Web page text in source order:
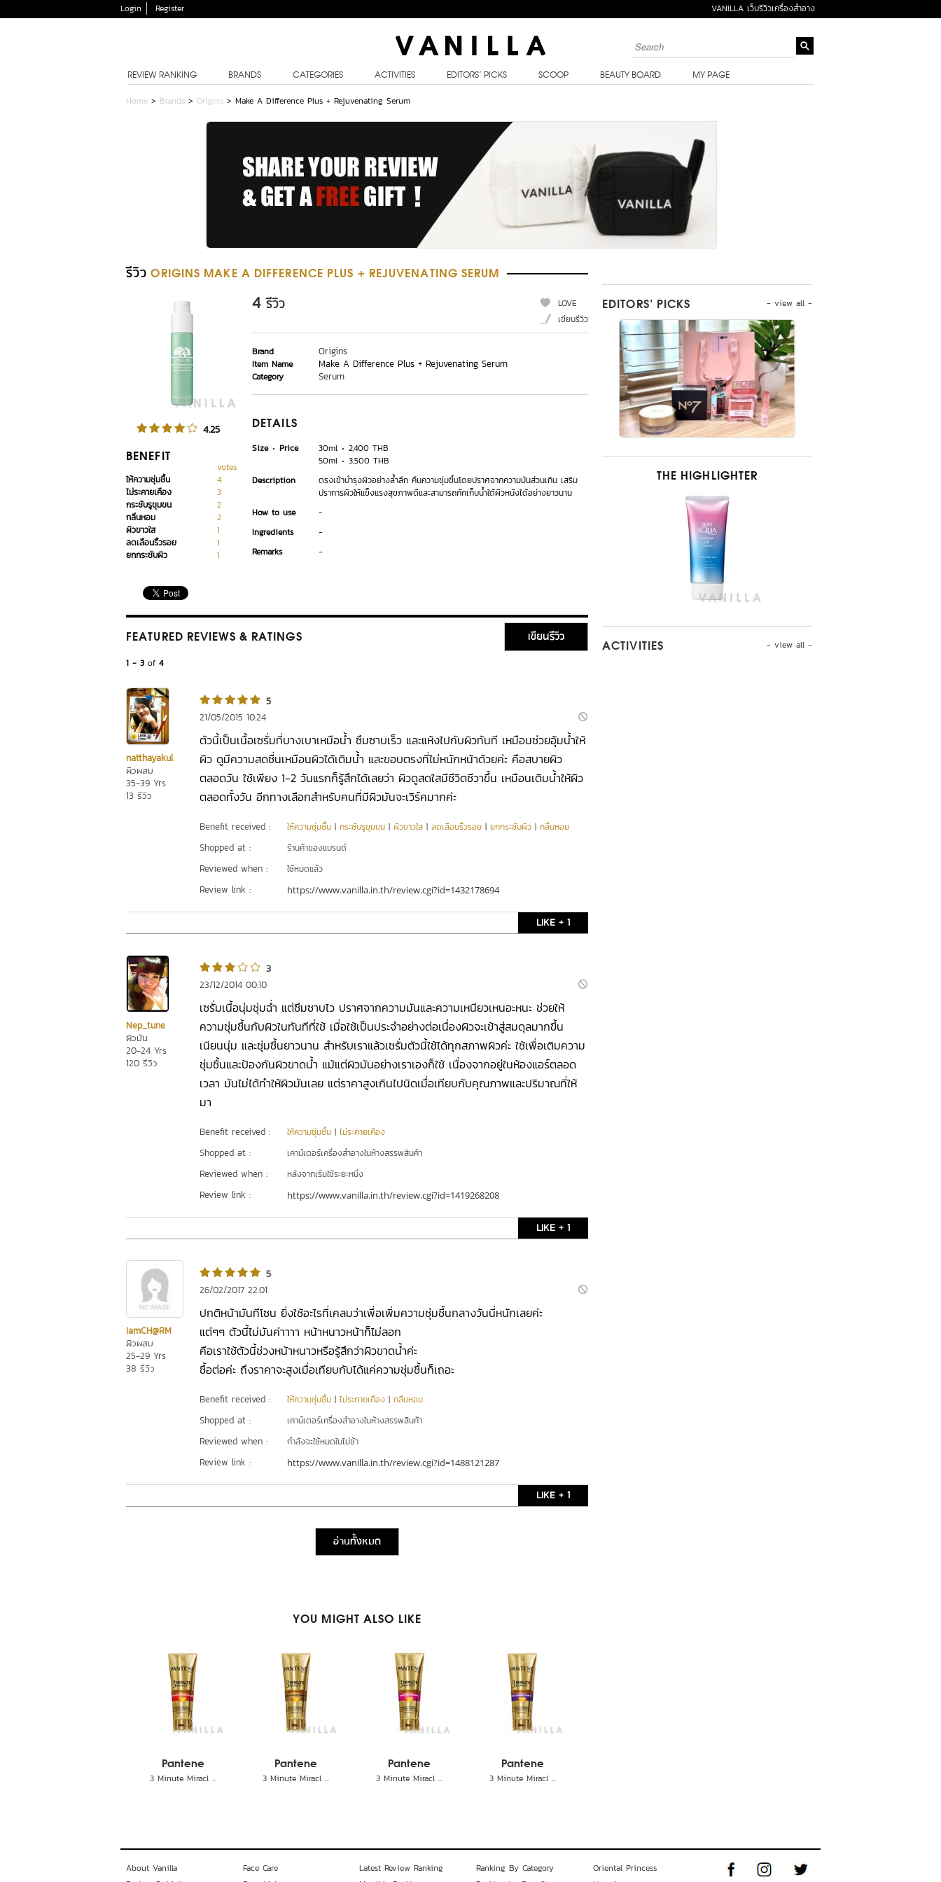
Login Register VANILLA เว็บรีวิวเครื่องสำอาง
REVIEW RANKING BRANDS CATEGORIES ACTIVITIES EDITORS’ PICKS SCOOP BEAUTY BOARD MY PAGE
Home > Brands > Origins > Make A Difference Plus + Rejuvenating Serum
รีวิว ORIGINS MAKE A DIFFERENCE PLUS + REJUVENATING SERUM
4.25
BENEFIT
votes
ให้ความชุ่มชื้น
4
ไม่ระคายเคือง
3
กระชับรูขุมขน
2
กลิ่นหอม
2
ผิวขาวใส
1
ลดเลือนริ้วรอย
1
ยกกระชับผิว
1
4 รีวิว
LOVE
เขียนรีวิว
Brand Origins
Item Name Make A Difference Plus + Rejuvenating Serum
Category Serum
DETAILS
Size Price 30ml
2,400 THB
50ml
3,500 THB
Description
ตรงเข้าบำรุงผิวอย่างล้ำลึก คืนความชุ่มชื้นโดยปราศจากความมันส่วนเกิน เสริม
ปราการผิวให้แข็งแรงสุขภาพดีและสามารถกักเก็บน้ำใต้ผิวหนังได้อย่างยาวนาน
How to use
-
Ingredients
-
Remarks
-
FEATURED REVIEWS & RATINGS เขียนรีวิว
1 - 3 of 4
natthayakul
ผิวผสม
35-39 Yrs
13 รีวิว
5
21/05/2015 10:24
ตัวนี้เป็นเนื้อเซรั่มที่บางเบาเหมือน้ำ ซึมซาบเร็ว และแห้งไปกับผิวทันที เหมือนช่วยอุ้มน้ำให้
ผิว ดูมีความสดชื่นเหมือนผิวได้เติมน้ำ และขอบตรงที่ไม่หนักหน้าด้วยค่ะ คือสบายผิว
ตลอดวัน ใช้เพียง 1-2 วันแรกก็รู้สึกได้เลยว่า ผิวดูสดใสมีชีวิตชีวาขึ้น เหมือนเติมน้ำให้ผิว
ตลอดทั้งวัน อีกทางเลือกสำหรับคนที่มีผิวมันจะเวิร์คมากค่ะ
Benefit received : ให้ความชุ่มชื้น | กระชับรูขุมขน | ผิวขาวใส | ลดเลือนริ้วรอย | ยกกระชับผิว | กลิ่นหอม
Shopped at : ร้านค้าของแบรนด์
Reviewed when : ใช้หมดแล้ว
Review link : https://www.vanilla.in.th/review.cgi?id=1432178694
LIKE + 1
Nep_tune
ผิวมัน
20-24 Yrs
120 รีวิว
3
23/12/2014 00:10
เซรั่มเนื้อนุ่มชุ่มฉ่ำ แต่ซึมซาบไว ปราศจากความมันและความเหนียวเหนอะหนะ ช่วยให้
ความชุ่มชื้นกับผิวในทันทีที่ใช้ เมื่อใช้เป็นประจำอย่างต่อเนื่องผิวจะเข้าสู่สมดุลมากขึ้น
เนียนนุ่ม และชุ่มชื้นยาวนาน สำหรับเราแล้วเซรั่มตัวนี้ใช้ได้ทุกสภาพผิวค่ะ ใช้เพื่อเติมความ
ชุ่มชื้นและป้องกันผิวขาดน้ำ แม้แต่ผิวมันอย่างเราเองก็ใช้ เนื่องจากอยู่ในห้องแอร์ตลอด
เวลา มันไม่ได้ทำให้ผิวมันเลย แต่ราคาสูงเกินไปนิดเมื่อเทียบกับคุณภาพและปริมาณที่ให้
มา
Benefit received : ให้ความชุ่มชื้น | ไม่ระคายเคือง
Shopped at : เคาน์เตอร์เครื่องสำอางในห้างสรรพสินค้า
Reviewed when : หลังจากเริ่มใช้ระยะหนึ่ง
Review link : https://www.vanilla.in.th/review.cgi?id=1419268208
LIKE + 1
IamCH@RM
ผิวผสม
25-29 Yrs
38 รีวิว
5
26/02/2017 22:01
ปกติหน้ามันทีโซน ยิ่งใช้อะไรที่เคลมว่าเพื่อเพิ่มความชุ่มชื้นกลางวันนี่หนักเลยค่ะ
แต่ๆๆ ตัวนี้ไม่มันค่าาาา หน้าหนาวหน้าก็ไม่ลอก
คือเราใช้ตัวนี้ช่วงหน้าหนาวหรือรู้สึกว่าผิวขาดน้ำค่ะ
ซื้อต่อค่ะ ถึงราคาจะสูงเมื่อเทียบกับได้แค่ความชุ่มชื้นก็เถอะ
Benefit received : ให้ความชุ่มชื้น | ไม่ระคายเคือง | กลิ่นหอม
Shopped at : เคาน์เตอร์เครื่องสำอางในห้างสรรพสินค้า
Reviewed when : กำลังจะใช้หมดในไม่ช้า
Review link : https://www.vanilla.in.th/review.cgi?id=1488121287
LIKE + 1
อ่านทั้งหมด
YOU MIGHT ALSO LIKE
Pantene
3 Minute Miracl ...
Pantene
3 Minute Miracl ...
Pantene
3 Minute Miracl ...
Pantene
3 Minute Miracl ...
- view all -
EDITORS’ PICKS
THE HIGHLIGHTER
- view all -
ACTIVITIES
About Vanilla
Face Care
Latest Review Ranking
Ranking By Category
Oriental Princess